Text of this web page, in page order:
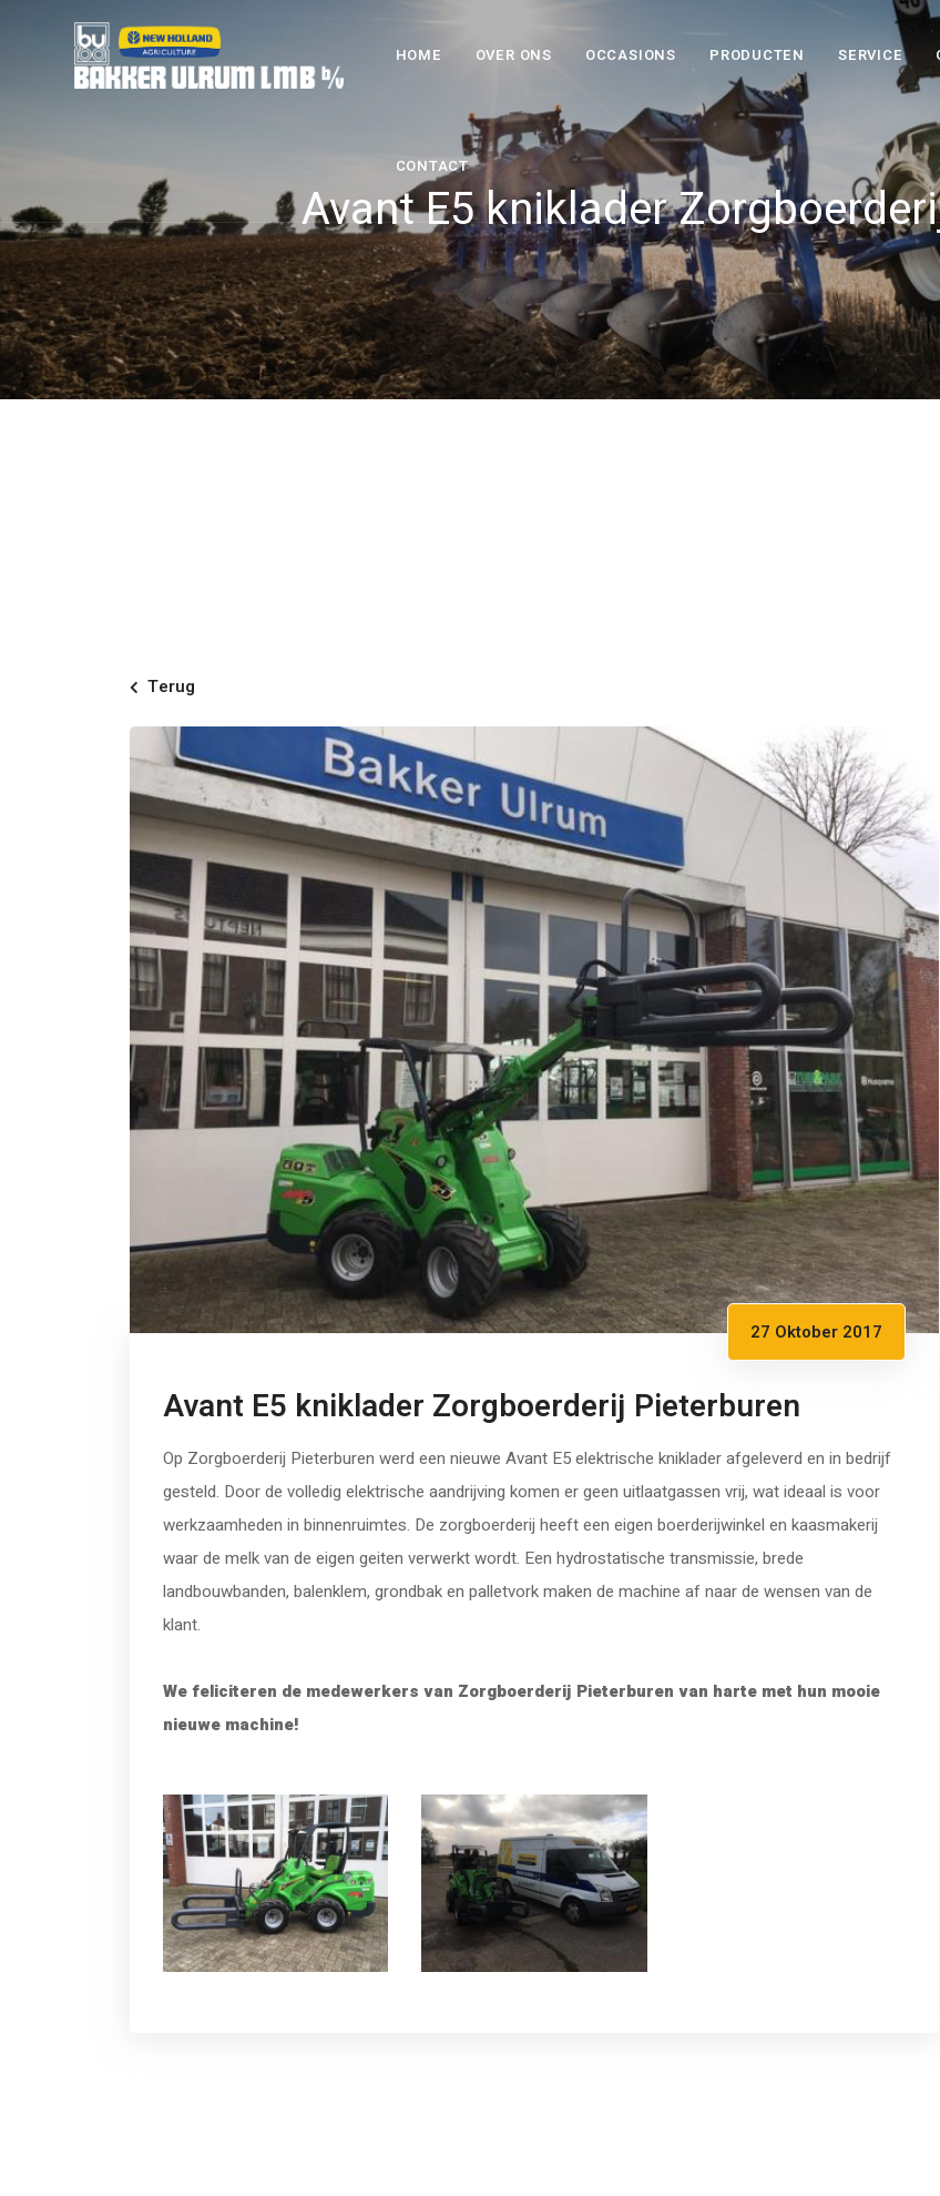
HOME OVER ONS OCCASIONS PRODUCTEN SERVICE
CONTACT
Avant E5 kniklader
Terug
27 Oktober 2017
Avant E5 kniklader Zorgboerderij Pieterburen
Op Zorgboerderij Pieterburen werd een nieuwe Avant E5 elektrische kniklader afgeleverd en in bedrijf
gesteld. Door de volledig elektrische aandrijving komen er geen uitlaatgassen vrij, wat ideaal is voor
werkzaamheden in binnenruimtes. De zorgboerderij heeft een eigen boerderijwinkel en kaasmakerij
waar de melk van de eigen geiten verwerkt wordt. Een hydrostatische transmissie, brede
landbouwbanden, balenklem, grondbak en palletvork maken de machine af naar de wensen van de
klant.
We feliciteren de medewerkers van Zorgboerderij Pieterburen van harte met hun mooie
nieuwe machine!